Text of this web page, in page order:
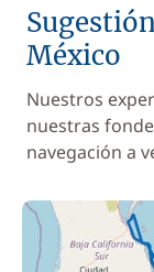
México
Nuestros
nuestras
navegación a